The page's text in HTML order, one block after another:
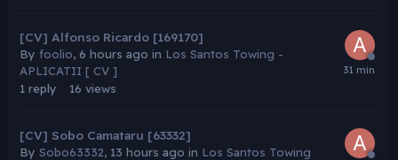
[CV] Alfonso Ricardo [169170]
By foolio, 6 hours ago in Los Santos Towing -
APLICATII [ CV ]
1 reply 16 views
[CV] Sobo Camataru [63332]
By Sobo63332, 13 hours ago in Los Santos Towing